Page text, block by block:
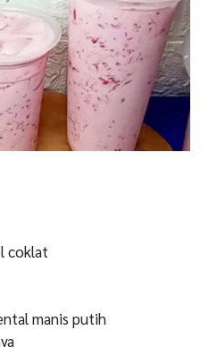
coklat
manis putih